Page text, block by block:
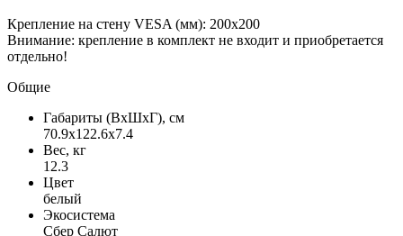
Крепление на стену VESA (мм): 200x200
Внимание: крепление в комплект не входит и приобретается
отдельно!
Общие
Габариты (ВxШxГ), см
70.9x122.6x7.4
Вес, кг
12.3
Цвет
белый
Экосистема
Сбер Салют